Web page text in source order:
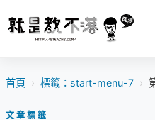
首頁 › 標籤：start-menu-7 ›
文章標籤